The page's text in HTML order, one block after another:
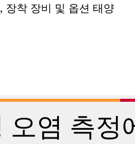
장착 장비 및 옵션 태양
염 측정